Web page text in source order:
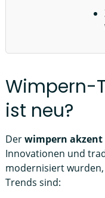
Wimpern-
ist neu?
Derwimpern akzent
Innovationen und
modernisiert
Trends sind: